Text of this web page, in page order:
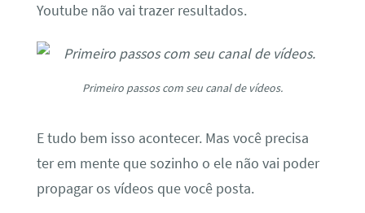
Youtube não vai trazer resultados.
Primeiro passos com seu canal de vídeos.
E tudo bem isso acontecer. Mas você precisa
ter em mente que sozinho o ele não vai poder
propagar os vídeos que você posta.